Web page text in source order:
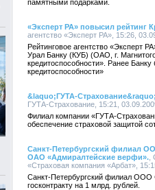
памятными подарками.
«Эксперт РА» повысил рейтинг
агентство «Эксперт РА», 15:26,
Рейтинговое агентство «Эксперт
Урал Банку (КУБ) (ОАО, г.
кредитоспособности». Ранее
кредитоспособности»
&laquo;ГУТА-
ГУТА-Страхование, 15:21,
Филиал компании «ГУТА-
обеспечение страховой защитой
Санкт-Петербургский филиал
ОАО «Адмиралтейские верфи».
«Страховая компания «Арбат»,
Санкт-Петербургский филиал ООО
госконтракту на 1 млрд. рублей.